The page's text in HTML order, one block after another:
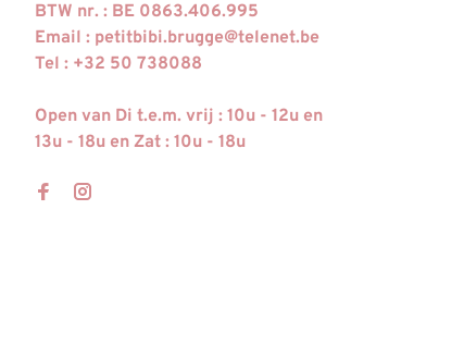
BTW nr. : BE 0863.406.995
Email : petitbibi.brugge@telenet.be
Tel : +32 50 738088
Open van Di t.e.m. vrij : 10u - 12u en
13u - 18u en Zat : 10u - 18u